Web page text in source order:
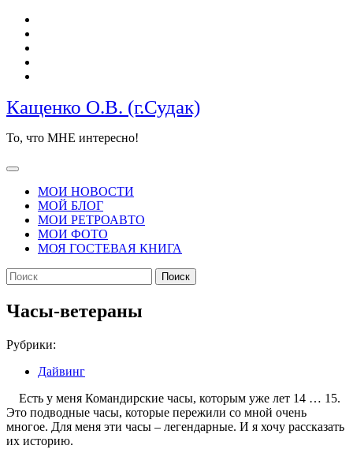
Перейти
содержимому
Кащенко О.В. (г.Судак)
То, что МНЕ интересно!
Кнопка
ОткрытьМОИ НОВОСТИ
МОЙ БЛОГ
МОИ РЕТРОАВТО
МОИ ФОТО
МОЯ ГОСТЕВАЯ КНИГА
КНОПКА
ЗАКРЫТЬ
Найти:
Часы-ветераны
Рубрики:
Дайвинг
Есть у меня Командирские часы, которым уже лет 14 … 15.
Это подводные часы, которые пережили со мной очень
многое. Для меня эти часы – легендарные. И я хочу рассказать
их историю.